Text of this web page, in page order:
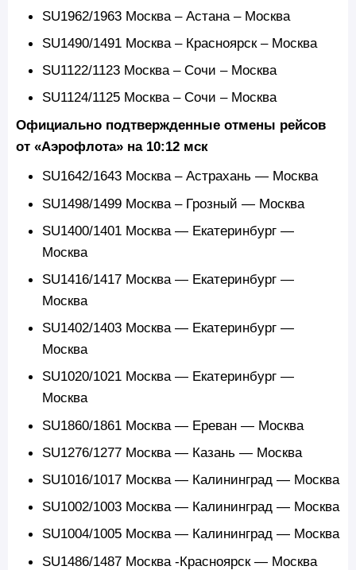
SU1962/1963 Москва – Астана – Москва
SU1490/1491 Москва – Красноярск – Москва
SU1122/1123 Москва – Сочи – Москва
SU1124/1125 Москва – Сочи – Москва
Официально подтвержденные отмены рейсов
от «Аэрофлота» на 10:12 мск
SU1642/1643 Москва – Астрахань — Москва
SU1498/1499 Москва – Грозный — Москва
SU1400/1401 Москва — Екатеринбург —
Москва
SU1416/1417 Москва — Екатеринбург —
Москва
SU1402/1403 Москва — Екатеринбург —
Москва
SU1020/1021 Москва — Екатеринбург —
Москва
SU1860/1861 Москва — Ереван — Москва
SU1276/1277 Москва — Казань — Москва
SU1016/1017 Москва — Калининград — Москва
SU1002/1003 Москва — Калининград — Москва
SU1004/1005 Москва — Калининград — Москва
SU1486/1487 Москва -Красноярск — Москва